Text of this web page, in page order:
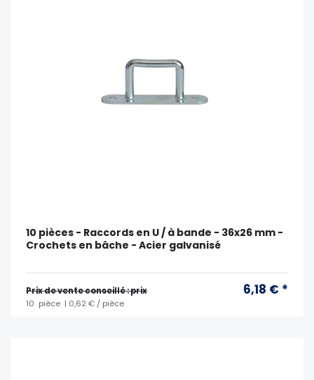
10 pièces - Raccords en U / à bande - 36x26 mm -
Crochets en bâche - Acier galvanisé
Prix ​​de vente conseillé : prix 6,18 € *
10 pièce | 0,62 € / pièce